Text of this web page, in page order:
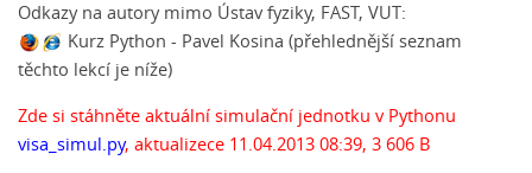
Odkazy na autory mimo Ústav fyziky, FAST, VUT:
Kurz Python - Pavel Kosina (přehlednější seznam
těchto lekcí je níže)
Zde si stáhněte aktuální simulační jednotku v Pythonu
visa_simul.py, aktualizece 11.04.2013 08:39, 3 606 B